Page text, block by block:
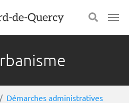
Démarches administratives